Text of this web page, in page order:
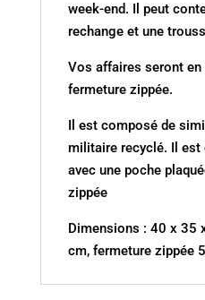
week-end. Il peut
rechange et une
Vos affaires seront
fermeture zippée.
Il est composé de
militaire recyclé. Il est
avec une poche
zippée
Dimensions : 40 x 35
cm, fermeture zippée